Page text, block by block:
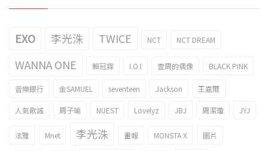
EXO 李光洙 TWICE NCT NCT DREAM
WANNA ONE 賴冠霖 I.O.I 壹周的偶像 BLACK PINK
音樂銀行 金SAMUEL seventeen Jackson 王嘉爾
人氣歌謠 周子瑜 NUEST Lovelyz JBJ 周潔瓊 JYJ
泫雅 Mnet 李光洙 畫報 MONSTA X 圖片